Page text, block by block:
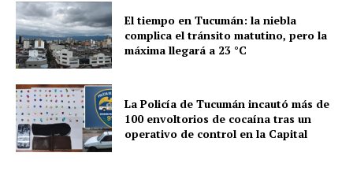
El tiempo en Tucumán: la niebla
complica el tránsito matutino, pero la
máxima llegará a 23 °C
La Policía de Tucumán incautó más de
100 envoltorios de cocaína tras un
operativo de control en la Capital